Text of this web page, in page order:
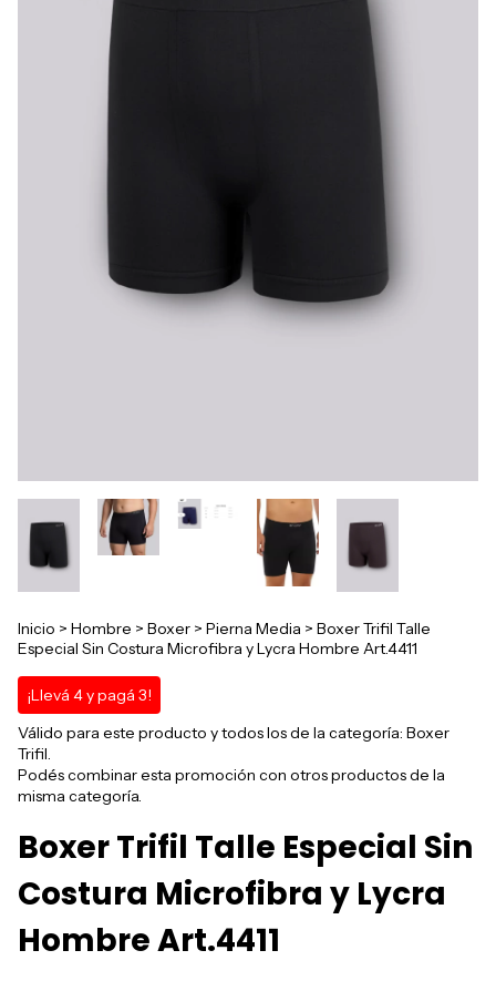
Inicio > Hombre > Boxer > Pierna Media > Boxer Trifil Talle
Especial Sin Costura Microfibra y Lycra Hombre Art.4411
¡Llevá 4 y pagá 3!
Válido para este producto y todos los de la categoría: Boxer
Trifil.
Podés combinar esta promoción con otros productos de la
misma categoría.
Boxer Trifil Talle Especial Sin
Costura Microfibra y Lycra
Hombre Art.4411